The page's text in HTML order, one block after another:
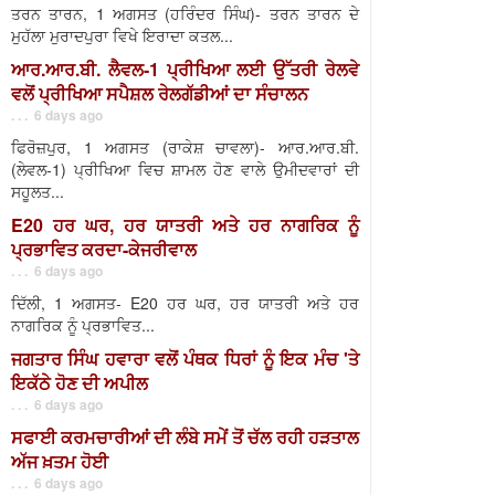
ਤਰਨ ਤਾਰਨ, 1 ਅਗਸਤ (ਹਰਿੰਦਰ ਸਿੰਘ)- ਤਰਨ ਤਾਰਨ ਦੇ
ਮੁਹੱਲਾ ਮੁਰਾਦਪੁਰਾ ਵਿਖੇ ਇਰਾਦਾ ਕਤਲ...
ਆਰ.ਆਰ.ਬੀ. ਲੈਵਲ-1 ਪ੍ਰੀਖਿਆ ਲਈ ਉੱਤਰੀ ਰੇਲਵੇ
ਵਲੋਂ ਪ੍ਰੀਖਿਆ ਸਪੈਸ਼ਲ ਰੇਲਗੱਡੀਆਂ ਦਾ ਸੰਚਾਲਨ
. . . 6 days ago
ਫਿਰੋਜ਼ਪੁਰ, 1 ਅਗਸਤ (ਰਾਕੇਸ਼ ਚਾਵਲਾ)- ਆਰ.ਆਰ.ਬੀ.
(ਲੇਵਲ-1) ਪ੍ਰੀਖਿਆ ਵਿਚ ਸ਼ਾਮਲ ਹੋਣ ਵਾਲੇ ਉਮੀਦਵਾਰਾਂ ਦੀ
ਸਹੂਲਤ...
E20 ਹਰ ਘਰ, ਹਰ ਯਾਤਰੀ ਅਤੇ ਹਰ ਨਾਗਰਿਕ ਨੂੰ
ਪ੍ਰਭਾਵਿਤ ਕਰਦਾ-ਕੇਜਰੀਵਾਲ
. . . 6 days ago
ਦਿੱਲੀ, 1 ਅਗਸਤ- E20 ਹਰ ਘਰ, ਹਰ ਯਾਤਰੀ ਅਤੇ ਹਰ
ਨਾਗਰਿਕ ਨੂੰ ਪ੍ਰਭਾਵਿਤ...
ਜਗਤਾਰ ਸਿੰਘ ਹਵਾਰਾ ਵਲੋਂ ਪੰਥਕ ਧਿਰਾਂ ਨੂੰ ਇਕ ਮੰਚ 'ਤੇ
ਇਕੱਠੇ ਹੋਣ ਦੀ ਅਪੀਲ
. . . 6 days ago
ਸਫਾਈ ਕਰਮਚਾਰੀਆਂ ਦੀ ਲੰਬੇ ਸਮੇਂ ਤੋਂ ਚੱਲ ਰਹੀ ਹੜਤਾਲ
ਅੱਜ ਖ਼ਤਮ ਹੋਈ
. . . 6 days ago